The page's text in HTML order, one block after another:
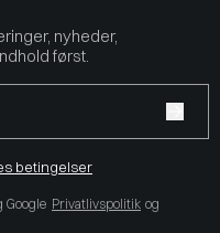
nyheder,
først.
betingelser
Google Privatlivspolitik og